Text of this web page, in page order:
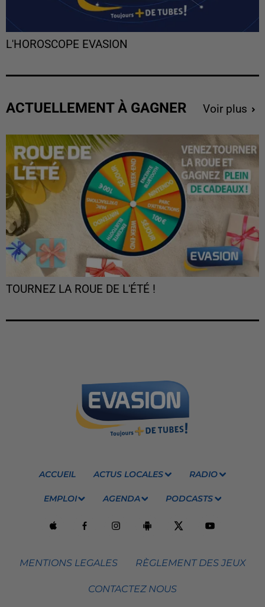
L'HOROSCOPE EVASION
ACTUELLEMENT À GAGNER Voir plus
TOURNEZ LA ROUE DE L'ÉTÉ !
ACCUEIL ACTUS LOCALES RADIO
EMPLOI AGENDA PODCASTS
MENTIONS LEGALES RÈGLEMENT DES JEUX
CONTACTEZ NOUS